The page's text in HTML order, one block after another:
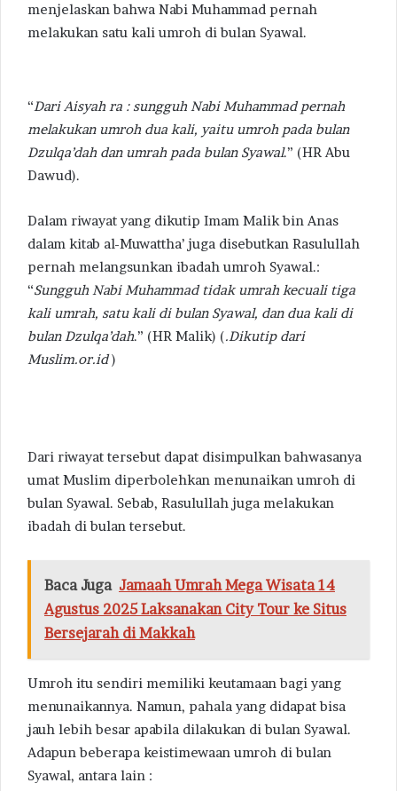
menjelaskan bahwa Nabi Muhammad pernah
melakukan satu kali umroh di bulan Syawal.
“Dari Aisyah ra : sungguh Nabi Muhammad pernah
melakukan umroh dua kali, yaitu umroh pada bulan
Dzulqa’dah dan umrah pada bulan Syawal.” (HR Abu
Dawud).
Dalam riwayat yang dikutip Imam Malik bin Anas
dalam kitab al-Muwattha’ juga disebutkan Rasulullah
pernah melangsunkan ibadah umroh Syawal.:
“Sungguh Nabi Muhammad tidak umrah kecuali tiga
kali umrah, satu kali di bulan Syawal, dan dua kali di
bulan Dzulqa’dah.” (HR Malik) (.Dikutip dari
Muslim.or.id)
Dari riwayat tersebut dapat disimpulkan bahwasanya
umat Muslim diperbolehkan menunaikan umroh di
bulan Syawal. Sebab, Rasulullah juga melakukan
ibadah di bulan tersebut.
Baca Juga Jamaah Umrah Mega Wisata 14
Agustus 2025 Laksanakan City Tour ke Situs
Bersejarah di Makkah
Umroh itu sendiri memiliki keutamaan bagi yang
menunaikannya. Namun, pahala yang didapat bisa
jauh lebih besar apabila dilakukan di bulan Syawal.
Adapun beberapa keistimewaan umroh di bulan
Syawal, antara lain :